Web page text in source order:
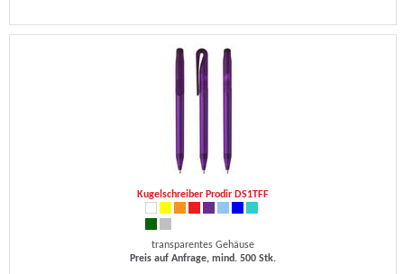
Kugelschreiber Prodir DS1TFF
transparentes Gehäuse
Preis auf Anfrage, mind. 500 Stk.